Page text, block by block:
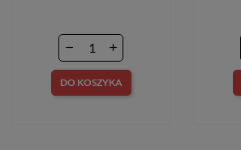
DO KOSZYKA